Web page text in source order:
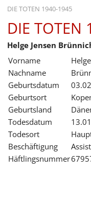
DIE TOTEN 1940-1945
STARTSEITE
AKTUELLES
AUSSTELLUNGEN
GESCHICHTE
BILDUNG
FORSCHUNG
SERVICE
DIE TOTEN
Helge Jensen
Vorname
Nachname
Geburtsdatum
Geburtsort
Geburtsland
Todesdatum
Todesort
Beschäftigung
Häftlingsnummer